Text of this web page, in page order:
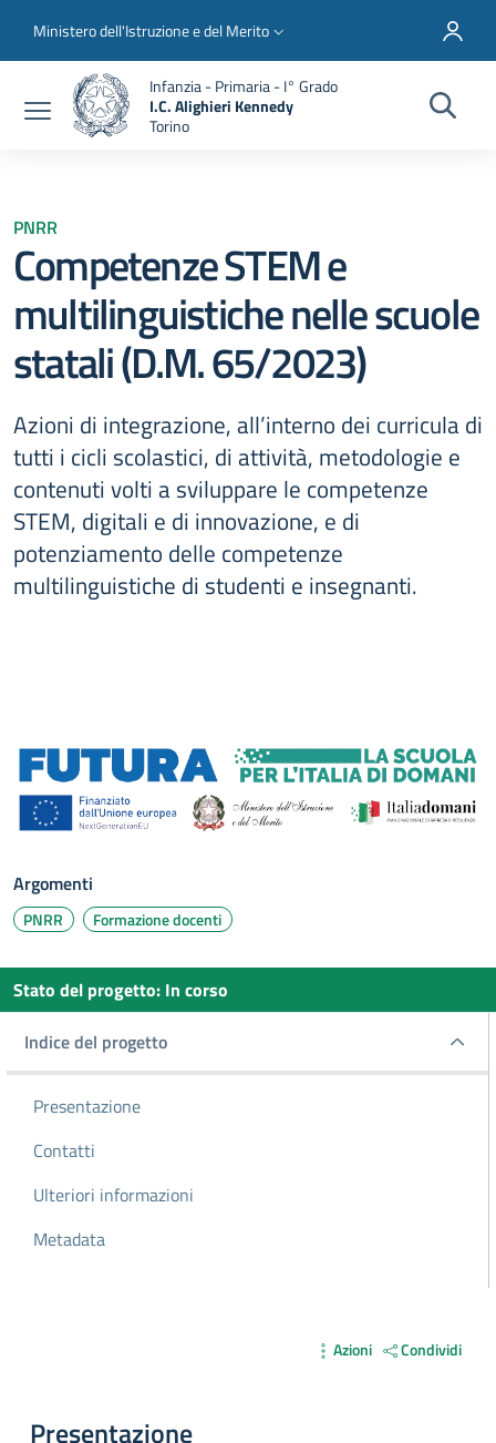
Slim top
Ministero dell'Istruzione e del Merito
Infanzia - Primaria - I° Grado
I.C. Alighieri Kennedy
Torino
PNRR
Competenze STEM e
multilinguistiche nelle scuole
statali (D.M. 65/2023)
Azioni di integrazione, all’interno dei curricula di
tutti i cicli scolastici, di attività, metodologie e
contenuti volti a sviluppare le competenze
STEM, digitali e di innovazione, e di
potenziamento delle competenze
multilinguistiche di studenti e insegnanti.
Argomenti
PNRR Formazione docenti
Stato del progetto: In corso
Indice del progetto
Indice del progetto
Presentazione
Contatti
Ulteriori informazioni
Metadata
Azioni Condividi
Presentazione